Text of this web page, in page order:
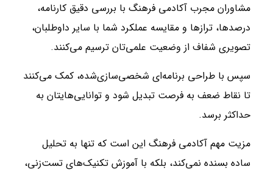
مشاوران مجرب آکادمی فرهنگ با بررسی دقیق کارنامه،
درصدها، ترازها و مقایسه عملکرد شما با سایر داوطلبان،
تصویری شفاف از وضعیت علمی‌تان ترسیم می‌کنند.
سپس با طراحی برنامه‌ای شخصی‌سازی‌شده، کمک می‌کنند
تا نقاط ضعف به فرصت تبدیل شود و توانایی‌هایتان به
حداکثر برسد.
مزیت مهم آکادمی فرهنگ این است که تنها به تحلیل
ساده بسنده نمی‌کند، بلکه با آموزش تکنیک‌های تست‌زنی،